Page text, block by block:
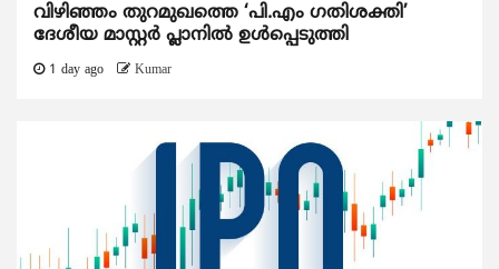
വിഴിഞ്ഞം തുറമുഖത്തെ ‘പി.എം ഗതിശക്തി’
ദേശീയ മാസ്റ്റർ പ്ലാനിൽ ഉൾപ്പെടുത്തി
1 day ago Kumar